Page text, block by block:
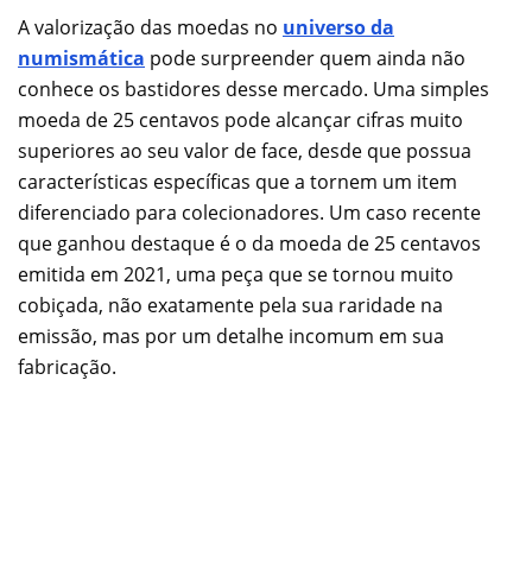
A valorização das moedas no universo da
numismática pode surpreender quem ainda não
conhece os bastidores desse mercado. Uma simples
moeda de 25 centavos pode alcançar cifras muito
superiores ao seu valor de face, desde que possua
características específicas que a tornem um item
diferenciado para colecionadores. Um caso recente
que ganhou destaque é o da moeda de 25 centavos
emitida em 2021, uma peça que se tornou muito
cobiçada, não exatamente pela sua raridade na
emissão, mas por um detalhe incomum em sua
fabricação.